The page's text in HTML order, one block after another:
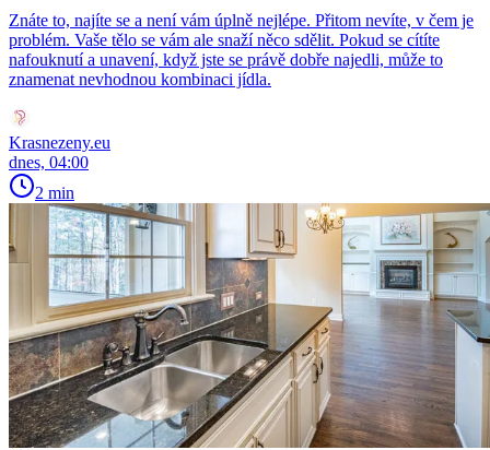
Znáte to, najíte se a není vám úplně nejlépe. Přitom nevíte, v čem je
problém. Vaše tělo se vám ale snaží něco sdělit. Pokud se cítíte
nafouknutí a unavení, když jste se právě dobře najedli, může to
znamenat nevhodnou kombinaci jídla.
Krasnezeny.eu
dnes, 04:00
2 min